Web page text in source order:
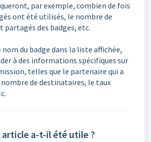
par exemple, combien de fois
ont été utilisés, le nombre de
partagés des badges, etc.
du badge dans la liste affichée,
à des informations spécifiques sur
telles que le partenaire qui a
de destinataires, le taux
article a-t-il été utile ?